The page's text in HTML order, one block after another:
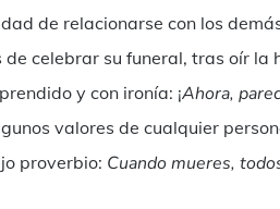
de relacionarse con los
celebrar su funeral, tras oír la
y con ironía: ¡Ahora,
valores de cualquier
proverbio: Cuando mueres,